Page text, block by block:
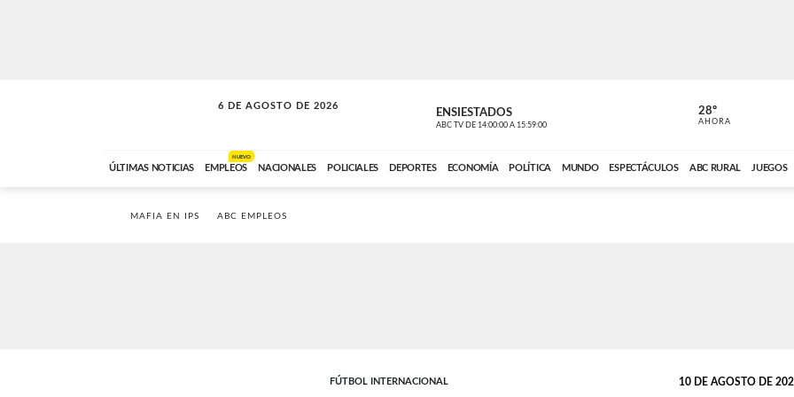
6 DE AGOSTO DE 2026
A DE LA TARDE ENSIESTADOS
ABC TV DE 14:00:00 A 15:59:00 ABC CARDINAL
28º
AHORA
ÚLTIMAS NOTICIAS EMPLEOS
NUEVO
NACIONALES POLICIALES DEPORTES ECONOMÍA POLÍTICA MUNDO ESPECTÁCULOS ABC RURAL JUEGOS
MAFIA EN IPS ABC EMPLEOS
FÚTBOL INTERNACIONAL 10 DE AGOSTO DE